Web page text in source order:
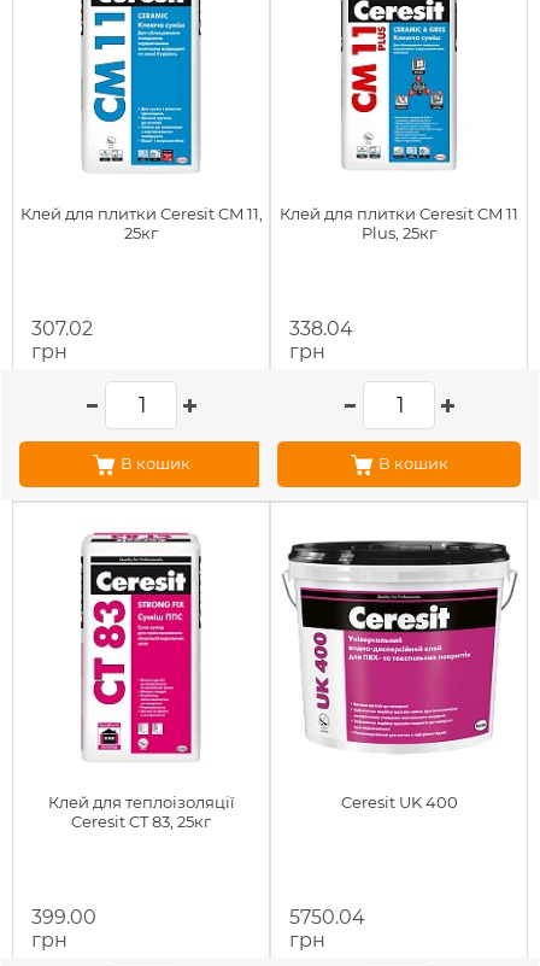
Клей для плитки Ceresit CM 11,
25кг
307.02
грн
В кошик
Клей для плитки Ceresit CM 11
Plus, 25кг
338.04
грн
В кошик
Клей для теплоізоляції
Ceresit CT 83, 25кг
399.00
грн
Ceresit UK 400
5750.04
грн